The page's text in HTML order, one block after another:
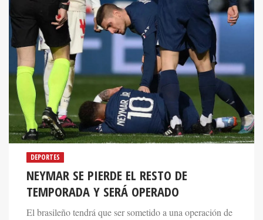
DEPORTES
NEYMAR SE PIERDE EL RESTO DE
TEMPORADA Y SERÁ OPERADO
El brasileño tendrá que ser sometido a una operación de